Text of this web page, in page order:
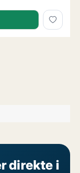
direkte i